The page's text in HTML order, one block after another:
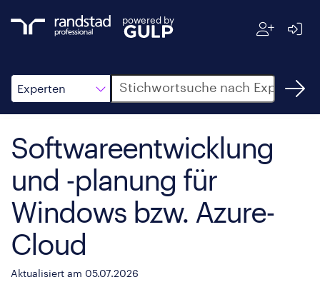
powered by
Experten
Suche
Softwareentwicklung
und -planung für
Windows bzw. Azure-
Cloud
Aktualisiert am 05.07.2026